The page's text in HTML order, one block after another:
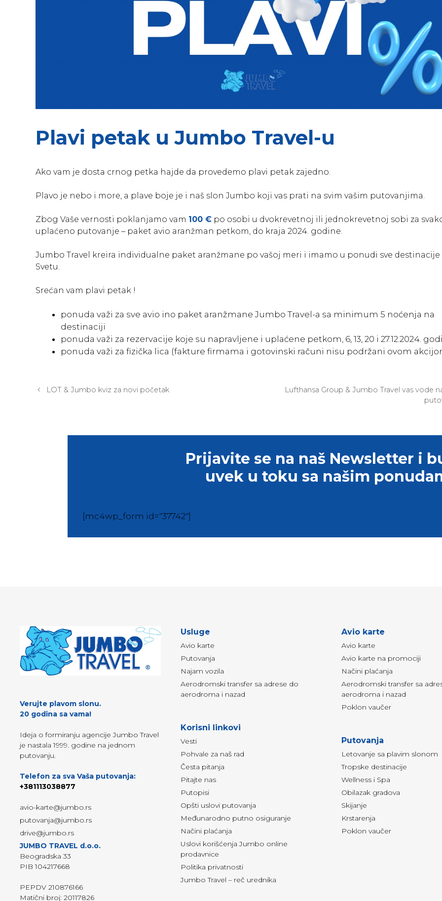
Plavi petak u Jumbo Travel-u
Ako vam je dosta crnog petka hajde da provedemo plavi petak zajedno.
Plavo je nebo i more, a plave boje je i naš slon Jumbo koji vas prati na svim vašim putovanjima.
Zbog Vaše vernosti poklanjamo vam 100 € po osobi u dvokrevetnoj ili jednokrevetnoj sobi za
uplaćeno putovanje – paket avio aranžman petkom, do kraja 2024. godine.
Jumbo Travel kreira individualne paket aranžmane po vašoj meri i imamo u ponudi sve destinacije
Svetu.
Srećan vam plavi petak !
ponuda važi za sve avio ino paket aranžmane Jumbo Travel-a sa minimum 5 noćenja na
destinaciji
ponuda važi za rezervacije koje su napravljene i uplaćene petkom, 6, 13, 20 i 27.12.2024.
ponuda važi za fizička lica (fakture firmama i gotovinski računi nisu podržani ovom
Post
Lufthansa Group & Jumbo Travel vas vode
LOT & Jumbo kviz za novi početak
Prijavite se na naš Newsletter i
uvek u toku sa našim
[mc4wp_form id="37742"]
Verujte plavom slonu.
20 godina sa vama!
Ideja o formiranju agencije Jumbo Travel
je nastala 1999. godine na jednom
putovanju.
Telefon za sva Vaša putovanja:
+381113038877
avio-karte@jumbo.rs
putovanja@jumbo.rs
drive@jumbo.rs
JUMBO TRAVEL d.o.o.
Beogradska 33
PIB 104217668
PEPDV 210876166
Matični broj: 20117826
Usluge
Avio karte
Putovanja
Najam vozila
Aerodromski transfer sa adrese do
aerodroma i nazad
Korisni linkovi
Vesti
Pohvale za naš rad
Česta pitanja
Pitajte nas
Putopisi
Opšti uslovi putovanja
Međunarodno putno osiguranje
Načini plaćanja
Uslovi korišćenja Jumbo online
prodavnice
Politika privatnosti
Jumbo Travel – reč urednika
Avio karte
Avio karte
Avio karte na promociji
Načini plaćanja
Aerodromski transfer sa
aerodroma i nazad
Poklon vaučer
Putovanja
Letovanje sa plavim slonom
Tropske destinacije
Wellness i Spa
Obilazak gradova
Skijanje
Krstarenja
Poklon vaučer